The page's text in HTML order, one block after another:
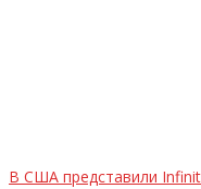
В США представили